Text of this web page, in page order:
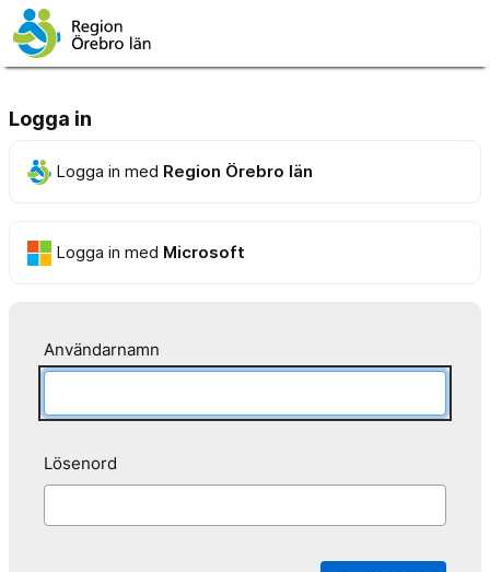
Logga in
Logga in med Region Örebro län
Logga in med Microsoft
Användarnamn
Lösenord